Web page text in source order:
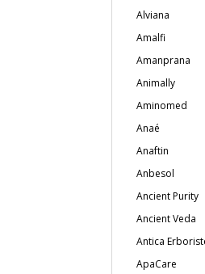
Alviana
Amalfi
Amanprana
Animally
Aminomed
Anaé
Anaftin
Anbesol
Ancient Purity
Ancient Veda
Antica
ApaCare